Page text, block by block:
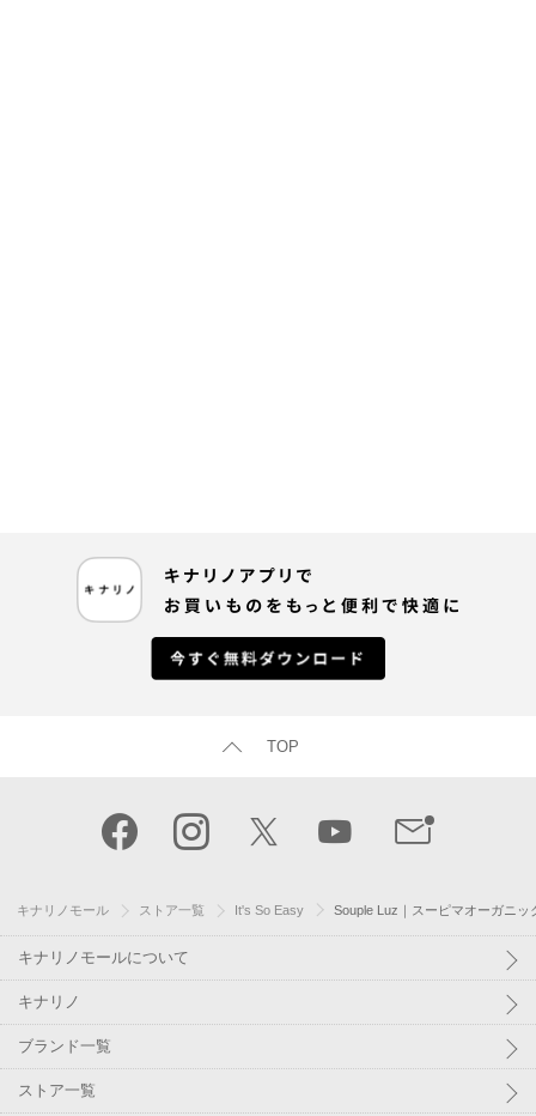
TOP
キナリノモール ストア一覧 It's So Easy Souple Luz｜スーピマオーガニ
キナリノモールについて
キナリノ
ブランド一覧
ストア一覧